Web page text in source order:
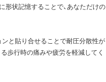
形状記憶することで、あなただけの
と貼り合せることで耐圧分散性が
歩行時の痛みや疲労を軽減してく